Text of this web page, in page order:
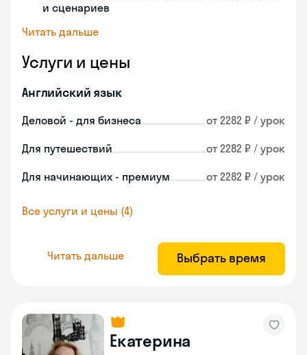
и сценариев
Читать дальше
Услуги и цены
Английский язык
Деловой - для бизнеса от 2282 ₽ / урок
Для путешествий от 2282 ₽ / урок
Для начинающих - премиум от 2282 ₽ / урок
Все услуги и цены (4)
Читать дальше Выбрать время
Екатерина